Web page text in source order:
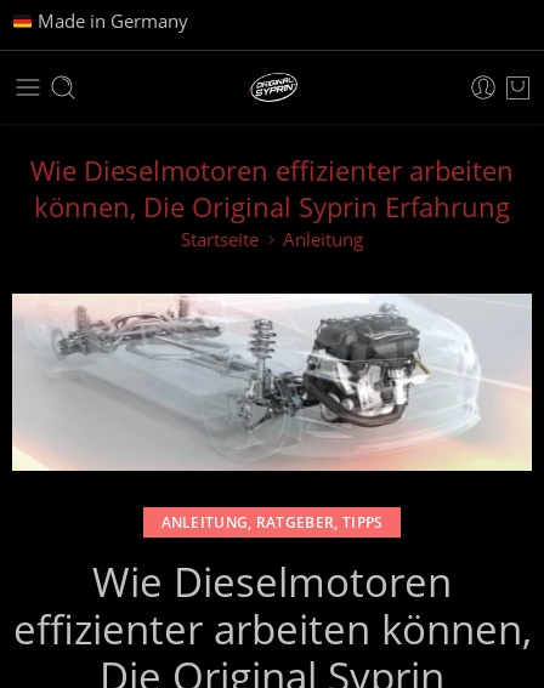
Made in Germany
Wie Dieselmotoren effizienter arbeiten
können, Die Original Syprin Erfahrung
Startseite Anleitung
ANLEITUNG, RATGEBER, TIPPS
Wie Dieselmotoren
effizienter arbeiten können,
Die Original Syprin